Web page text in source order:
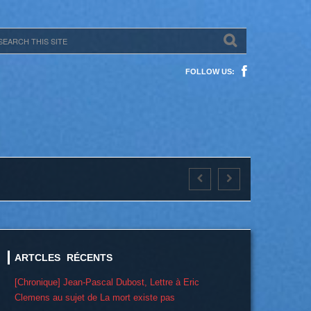
FOLLOW US:
ARTCLES RÉCENTS
[Chronique] Jean-Pascal Dubost, Lettre à Eric
Clemens au sujet de La mort existe pas